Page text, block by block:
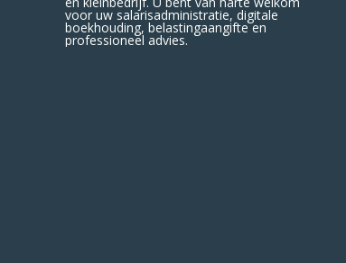
voor uw salarisadministratie, digitale
boekhouding, belastingaangifte en
professioneel advies.